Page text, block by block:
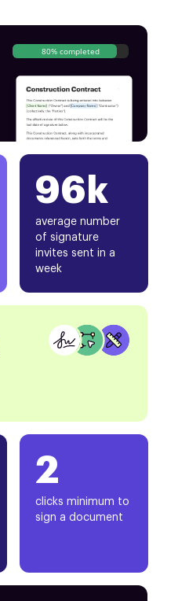
80% completed
96k
average number
of signature
invites sent in a
week
2
clicks minimum to
sign a document